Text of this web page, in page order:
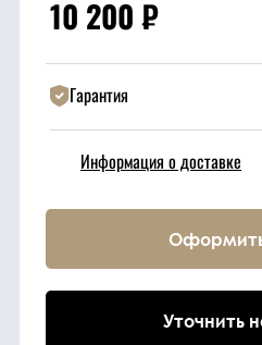
Техника
Ходовые части
Электрическая
система
10 200₽
Гарантия
Информация о доставке
Уточнить